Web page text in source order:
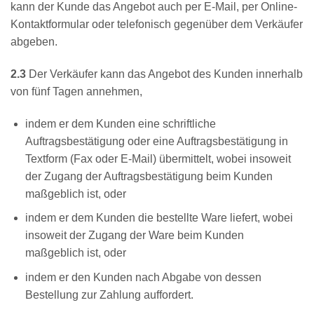
kann der Kunde das Angebot auch per E-Mail, per Online-
Kontaktformular oder telefonisch gegenüber dem Verkäufer
abgeben.
2.3 Der Verkäufer kann das Angebot des Kunden innerhalb
von fünf Tagen annehmen,
indem er dem Kunden eine schriftliche
Auftragsbestätigung oder eine Auftragsbestätigung in
Textform (Fax oder E-Mail) übermittelt, wobei insoweit
der Zugang der Auftragsbestätigung beim Kunden
maßgeblich ist, oder
indem er dem Kunden die bestellte Ware liefert, wobei
insoweit der Zugang der Ware beim Kunden
maßgeblich ist, oder
indem er den Kunden nach Abgabe von dessen
Bestellung zur Zahlung auffordert.